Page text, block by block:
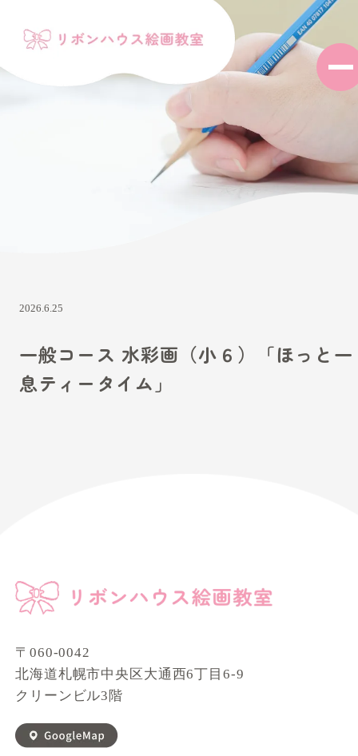
2026.6.25
一般コース 水彩画（小６）「ほっと一
息ティータイム」
〒060-0042
北海道札幌市中央区大通西6丁目6-9
クリーンビル3階